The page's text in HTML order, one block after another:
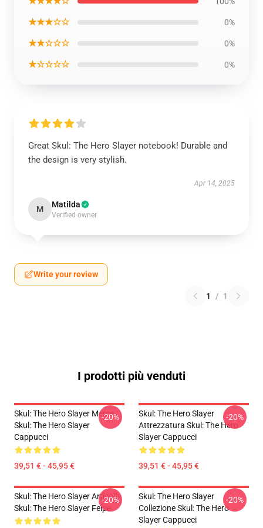
★★★☆☆ 0%
★★☆☆☆ 0%
★☆☆☆☆ 0%
Great Skul: The Hero Slayer notebook! Durable and
the design is very stylish.
Apr 14, 2025
M Matilda
Verified owner
Write your review
1 / 1
I prodotti più venduti
Skul: The Hero Slayer Merce
Skul: The Hero Slayer
Cappucci
39,51 € - 45,95 €
-20%
Skul: The Hero Slayer
Attrezzatura Skul: The Hero
Slayer Cappucci
39,51 € - 45,95 €
-20%
Skul: The Hero Slayer Articolo
Skul: The Hero Slayer Felpe
-20%
Skul: The Hero Slayer
Collezione Skul: The Hero
Slayer Cappucci
-20%